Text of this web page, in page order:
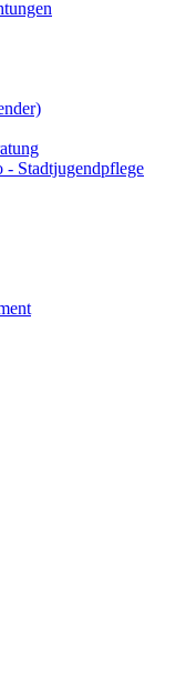
- Stadtjugendpflege